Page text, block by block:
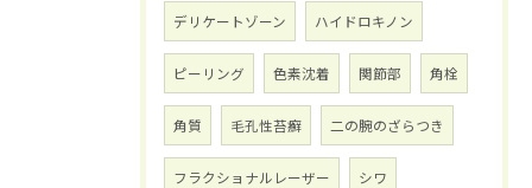
デリケートゾーン ハイドロキノン
ピーリング 色素沈着 関節部 角栓
角質 毛孔性苔癬 二の腕のざらつき
フラクショナルレーザー シワ